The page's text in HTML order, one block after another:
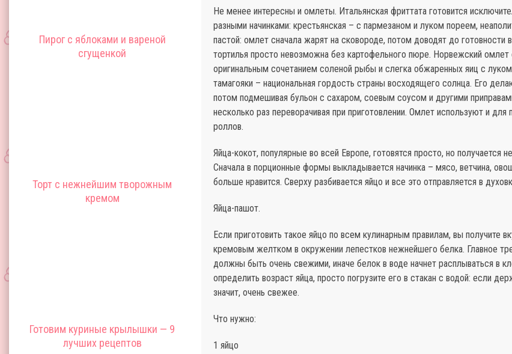
Пирог с яблоками и вареной
сгущенкой
Торт с нежнейшим творожным
кремом
Готовим куриные крылышки — 9
лучших рецептов
Не менее интересны и омлеты. Итальянская фриттата готовится
разными начинками: крестьянская – с пармезаном и луком пореем,
пастой: омлет сначала жарят на сковороде, потом доводят до готовности
тортилья просто невозможна без картофельного пюре. Норвежский омлет
оригинальным сочетанием соленой рыбы и слегка обжаренных яиц с
тамагояки – национальная гордость страны восходящего солнца. Его
потом подмешивая бульон с сахаром, соевым соусом и другими
несколько раз переворачивая при приготовлении. Омлет используют и для
роллов.
Яйца-кокот, популярные во всей Европе, готовятся просто, но получается
Сначала в порционные формы выкладывается начинка – мясо, ветчина,
больше нравится. Сверху разбивается яйцо и все это отправляется в
Яйца-пашот.
Если приготовить такое яйцо по всем кулинарным правилам, вы получите
кремовым желтком в окружении лепестков нежнейшего белка. Главное
должны быть очень свежими, иначе белок в воде начнет расплываться в
определить возраст яйца, просто погрузите его в стакан с водой: если
значит, очень свежее.
Что нужно:
1 яйцо